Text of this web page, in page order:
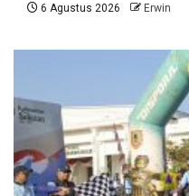
6 Agustus 2026 Erwin